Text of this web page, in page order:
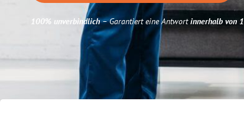
100% unverbindlich– Garantiert eine Antwortinnerhalb von